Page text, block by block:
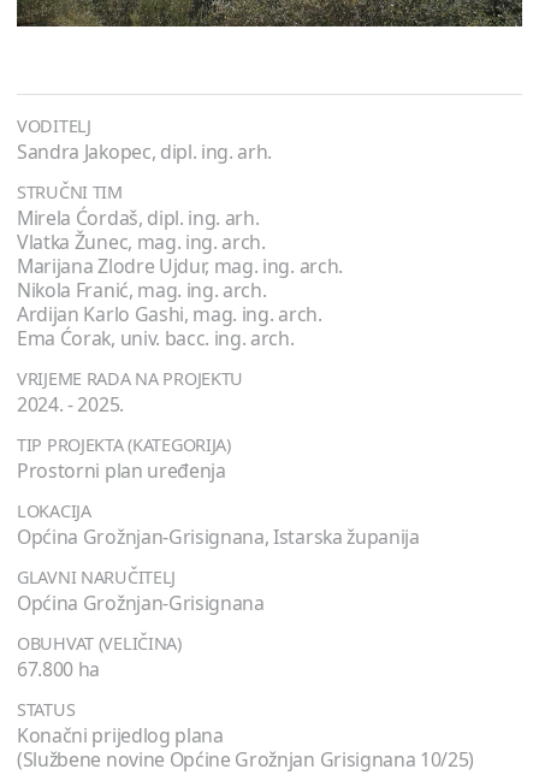
VODITELJ
Sandra Jakopec, dipl. ing. arh.
STRUČNI TIM
Mirela Ćordaš, dipl. ing. arh.
Vlatka Žunec, mag. ing. arch.
Marijana Zlodre Ujdur, mag. ing. arch.
Nikola Franić, mag. ing. arch.
Ardijan Karlo Gashi, mag. ing. arch.
Ema Ćorak, univ. bacc. ing. arch.
VRIJEME RADA NA PROJEKTU
2024. - 2025.
TIP PROJEKTA (KATEGORIJA)
Prostorni plan uređenja
LOKACIJA
Općina Grožnjan-Grisignana, Istarska županija
GLAVNI NARUČITELJ
Općina Grožnjan-Grisignana
OBUHVAT (VELIČINA)
67.800 ha
STATUS
Konačni prijedlog plana
(Službene novine Općine Grožnjan Grisignana 10/25)